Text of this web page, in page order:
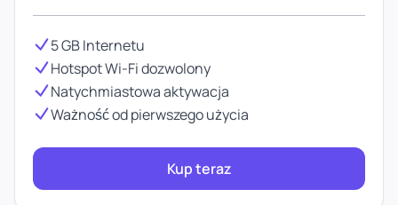
5 GB Internetu
Hotspot Wi-Fi dozwolony
Natychmiastowa aktywacja
Ważność od pierwszego użycia
Kup teraz